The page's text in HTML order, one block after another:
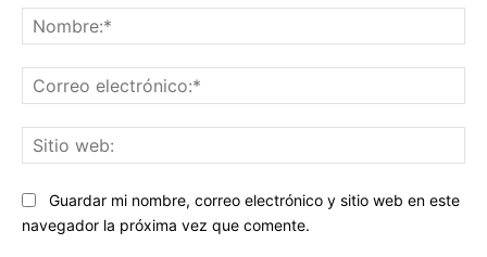
Guardar mi nombre, correo electrónico y sitio web en este
navegador la próxima vez que comente.